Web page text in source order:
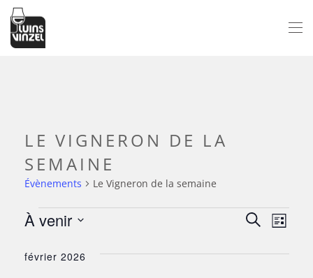
Passer au contenu principal
LE VIGNERON DE LA
SEMAINE
Évènements Le Vigneron de la semaine
ÉVÈNEMENTS
ET
Recherche
Liste
À venir
une
février 2026